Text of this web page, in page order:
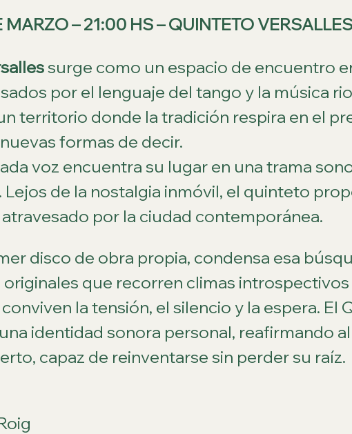
MARZO – 21:00 HS – QUINTETO VERSALLES
surge como un espacio de encuentro
por el lenguaje del tango y la música
territorio donde la tradición respira en el
formas de decir.
voz encuentra su lugar en una trama
de la nostalgia inmóvil, el quinteto
por la ciudad contemporánea.
disco de obra propia, condensa esa
que recorren climas
la tensión, el silencio y la espera. El
identidad sonora personal, reafirmando
capaz de reinventarse sin perder su raíz.